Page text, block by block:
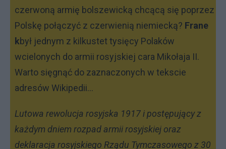
czerwoną armię bolszewicką chcącą się poprzez
Polskę połączyć z czerwienią niemiecką? Frane
kbył jednym z kilkustet tysięcy Polaków
wcielonych do armii rosyjskiej cara Mikołaja II.
Warto sięgnąć do zaznaczonych w tekscie
adresów Wikipedii...
Lutowa rewolucja rosyjska 1917 i postępujący z
każdym dniem rozpad armii rosyjskiej oraz
deklaracja rosyjskiego Rządu Tymczasowego z 30